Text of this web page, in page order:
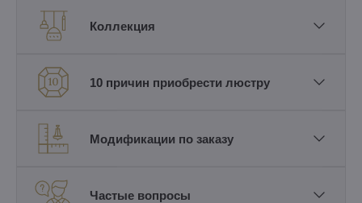
Коллекция
10 причин приобрести люстру
Модификации по заказу
Частые вопросы